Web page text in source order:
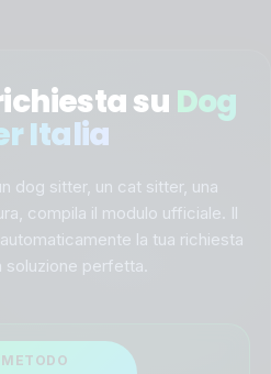
su Dog
Italia
dog sitter, un cat sitter, una
compila il modulo ufficiale. Il
la tua richiesta
soluzione perfetta.